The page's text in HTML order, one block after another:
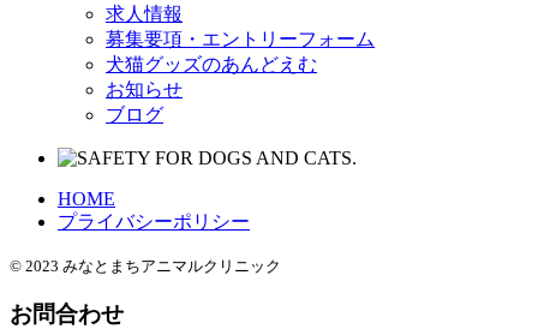
求人情報
募集要項・エントリーフォーム
犬猫グッズのあんどえむ
お知らせ
ブログ
HOME
プライバシーポリシー
© 2023 みなとまちアニマルクリニック
お問合わせ